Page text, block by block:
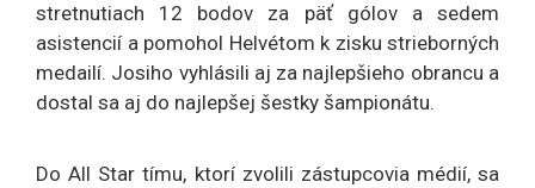
stretnutiach 12 bodov za päť gólov a sedem
asistencií a pomohol Helvétom k zisku strieborných
medailí. Josiho vyhlásili aj za najlepšieho obrancu a
dostal sa aj do najlepšej šestky šampionátu.
Do All Star tímu, ktorí zvolili zástupcovia médií, sa